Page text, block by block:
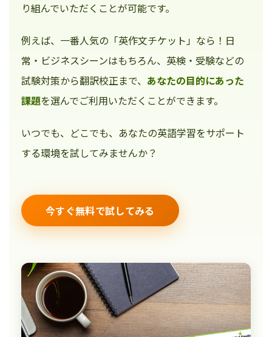
り組んでいただくことが可能です。
例えば、一番人気の「英作文チケット」なら！日
常・ビジネスシーンはもちろん、英検・受験などの
試験対策から翻訳校正まで、 あなたの目的にあった
課題を選んでご利用いただくことができます。
いつでも、どこでも、あなたの英語学習をサポート
する環境を試してみませんか？
今すぐ無料で試してみる